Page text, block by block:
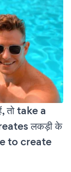
तो take a
लकड़ी के
to create